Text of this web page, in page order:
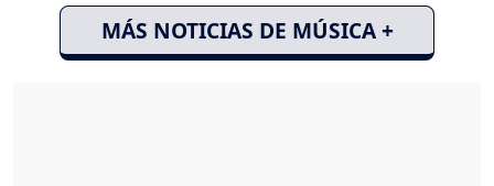
MÁS NOTICIAS DE MÚSICA +